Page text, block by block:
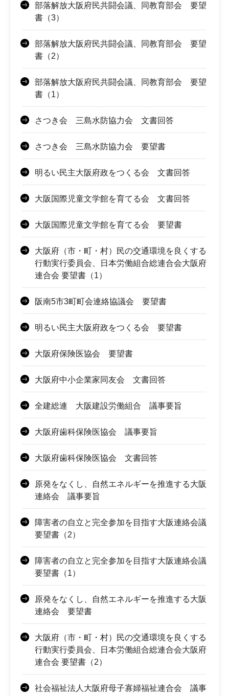
部落解放大阪府民共闘会議、同教育部会 要望
書（3）
部落解放大阪府民共闘会議、同教育部会 要望
書（2）
部落解放大阪府民共闘会議、同教育部会 要望
書（1）
さつき会 三島水防協力会 文書回答
さつき会 三島水防協力会 要望書
明るい民主大阪府政をつくる会 文書回答
大阪国際児童文学館を育てる会 文書回答
大阪国際児童文学館を育てる会 要望書
大阪府（市・町・村）民の交通環境を良くする
行動実行委員会、日本労働組合総連合会大阪府
連合会 要望書（1）
阪南5市3町町会連絡協議会 要望書
明るい民主大阪府政をつくる会 要望書
大阪府保険医協会 要望書
大阪府中小企業家同友会 文書回答
全建総連 大阪建設労働組合 議事要旨
大阪府歯科保険医協会 議事要旨
大阪府歯科保険医協会 文書回答
原発をなくし、自然エネルギーを推進する大阪
連絡会 議事要旨
障害者の自立と完全参加を目指す大阪連絡会議
要望書（2）
障害者の自立と完全参加を目指す大阪連絡会議
要望書（1）
原発をなくし、自然エネルギーを推進する大阪
連絡会 要望書
大阪府（市・町・村）民の交通環境を良くする
行動実行委員会、日本労働組合総連合会大阪府
連合会 要望書（2）
社会福祉法人大阪府母子寡婦福祉連合会 議事